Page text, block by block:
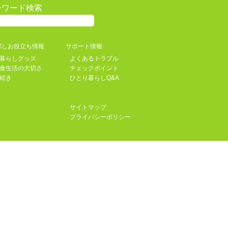
ード検索
しお役立ち情報
らしグッズ
生活の大切さ
き
サポート情報
よくあるトラブル
チェックポイント
ひとり暮らしQ&A
サイトマップ
プライバシーポリシー